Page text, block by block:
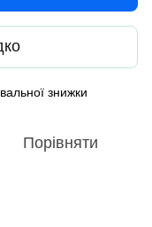
знижки
Порівняти